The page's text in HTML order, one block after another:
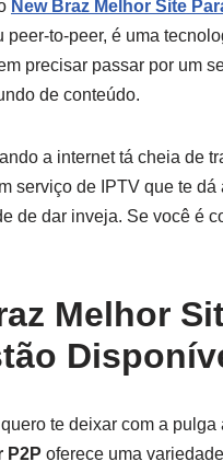
New Braz Melhor Site
peer-to-peer, é uma
precisar passar por um
de conteúdo.
a internet tá cheia de
serviço de IPTV que te
de dar inveja. Se você é
Melhor
te deixar com a
P2P oferece uma